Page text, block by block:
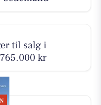
til salg i
kr